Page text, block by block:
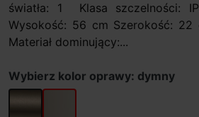
światła: 1 Klasa szczelności:
Wysokość: 56 cm Szerokość: 22
Materiał dominujący:...
Wybierz kolor oprawy: dymny
szampandymny